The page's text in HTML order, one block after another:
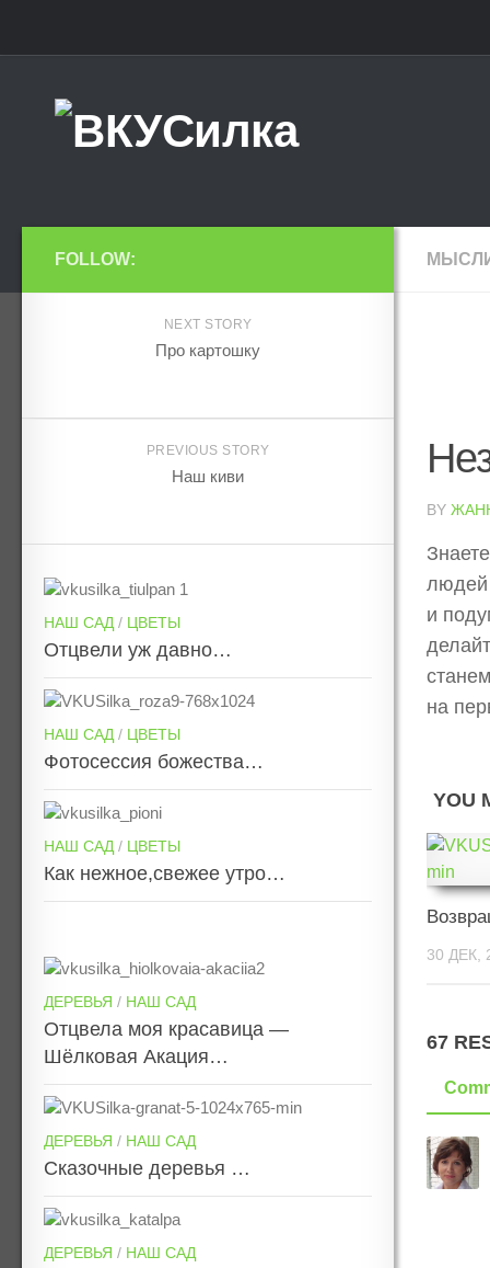
Моё обучение
BY
людей
и
на
YOU
30 ДЕК,
67
FOLLOW:
NEXT STORY
Про картошку
PREVIOUS STORY
Наш киви
НАШ САД / ЦВЕТЫ
Отцвели уж давно…
НАШ САД / ЦВЕТЫ
Фотосессия божества…
НАШ САД / ЦВЕТЫ
Как нежное,свежее утро…
ДЕРЕВЬЯ / НАШ САД
Отцвела моя красавица —
Шёлковая Акация…
ДЕРЕВЬЯ / НАШ САД
Сказочные деревья …
ДЕРЕВЬЯ / НАШ САД